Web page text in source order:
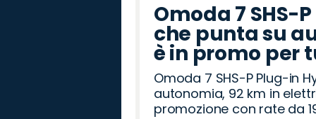
Omoda 7 SHS-
che punta su
è in promo per
Omoda 7 SHS-P Plug-in
autonomia, 92 km in
promozione con rate da